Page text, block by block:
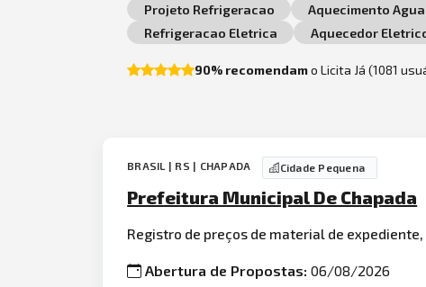
Projeto Refrigeracao
Aquecimento Agua
Refrigeracao Eletrica
Aquecedor
90% recomendamo Licita Já (1081
BRASIL | RS | CHAPADA Cidade Pequena
Prefeitura Municipal De Chapada
Registro de preços de material de expediente,
Abertura de Propostas:06/08/2026